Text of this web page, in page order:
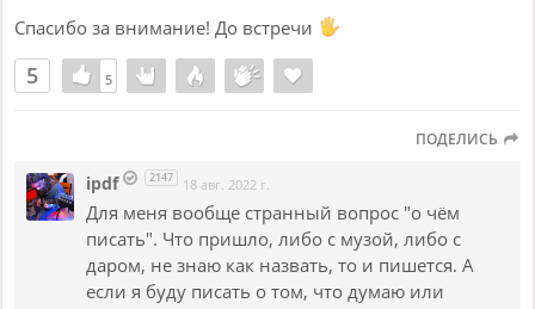
Спасибо за внимание! До встречи
5 5
5
ПОДЕЛИСЬ
ipdf 2147 18 авг. 2022 г.
Для меня вообще странный вопрос "о чём
писать". Что пришло, либо с музой, либо с
даром, не знаю как назвать, то и пишется. А
если я буду писать о том, что думаю или